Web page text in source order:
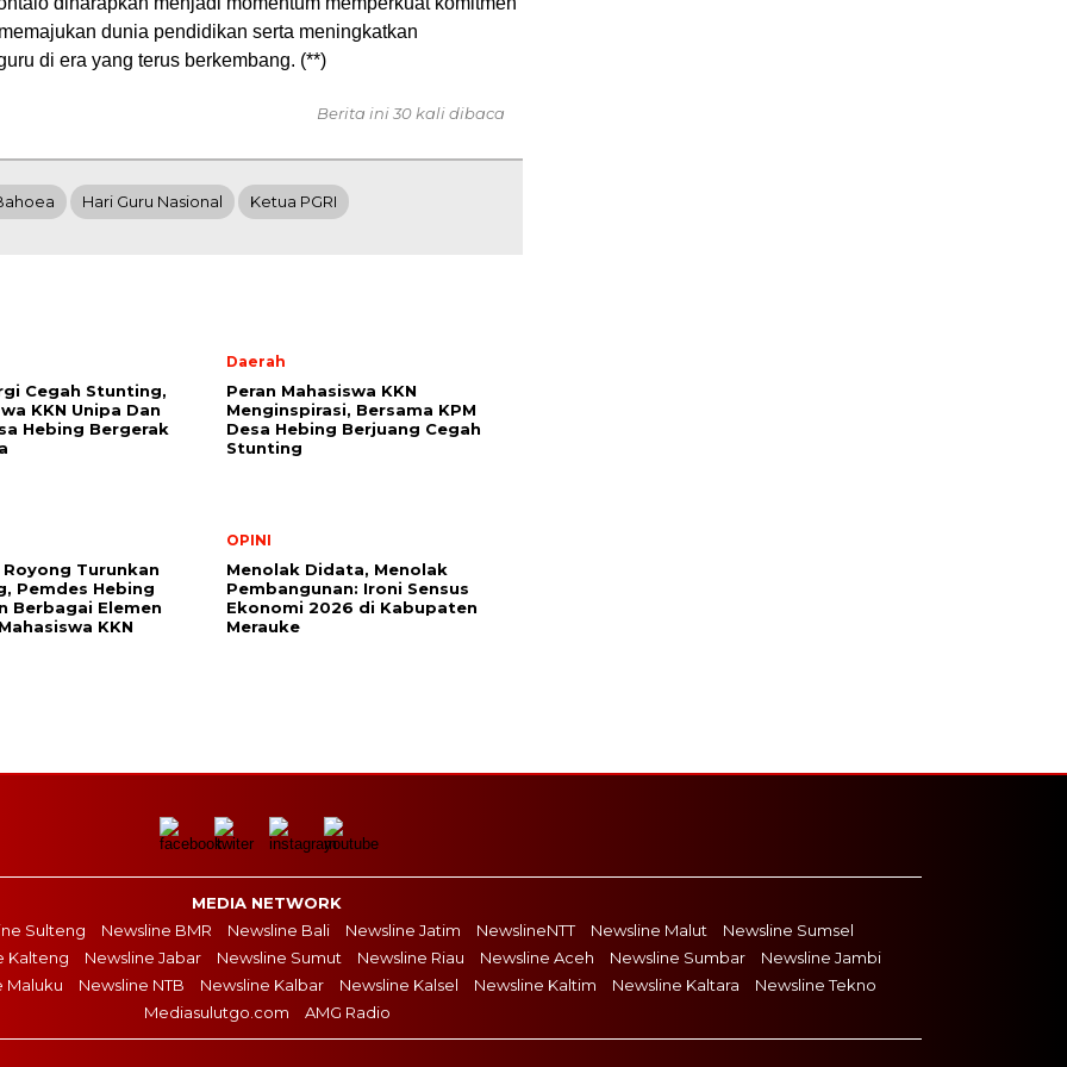
dunia pendidikan serta meningkatkan
di era yang terus berkembang. (**)
Berita ini 30 kali dibaca
Hari Guru Nasional Ketua PGRI
Cegah Stunting,
KKN Unipa Dan
Hebing Bergerak
Daerah
Peran Mahasiswa KKN
Menginspirasi, Bersama KPM
Desa Hebing Berjuang Cegah
Stunting
Turunkan
Pemdes Hebing
Berbagai Elemen
KKN
OPINI
Menolak Didata, Menolak
Pembangunan: Ironi Sensus
Ekonomi 2026 di Kabupaten
Merauke
MEDIA NETWORK
Sulteng
Newsline BMR Newsline Bali Newsline Jatim NewslineNTT Newsline Malut
Newsline Sumsel
Kalteng
Newsline Jabar Newsline Sumut Newsline Riau Newsline Aceh Newsline Sumbar
Newsline Jambi
Maluku
Newsline NTB Newsline Kalbar Newsline Kalsel Newsline Kaltim Newsline Kaltara
Newsline Tekno
Mediasulutgo.com
AMG Radio